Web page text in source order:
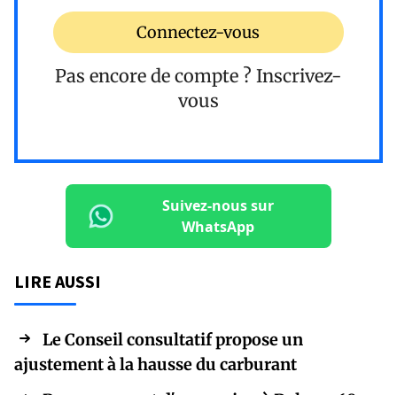
Connectez-vous
Pas encore de compte ? Inscrivez-
vous
Suivez-nous sur
WhatsApp
LIRE AUSSI
Le Conseil consultatif propose un
ajustement à la hausse du carburant